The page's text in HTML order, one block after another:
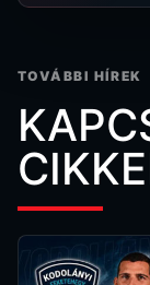
TOVÁBBI HÍREK